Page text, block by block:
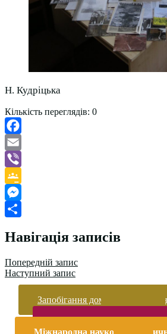
Н. Кудріцька
Кількість переглядів: 0
Facebook
Email
Viber
Google
Classroom
Messenger
Навігація записів
Попередній запис
Наступний запис
Запобігання домашньому та